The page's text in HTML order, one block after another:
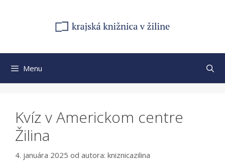
Menu
Kvíz v Americkom centre
Žilina
4. januára 2025 od autora: kniznicazilina